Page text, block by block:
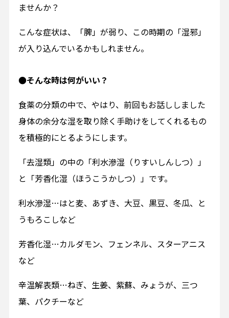
ませんか？
こんな症状は、「脾」が弱り、この時期の「湿邪」
が入り込んでいるかもしれません。
●そんな時は何がいい？
食薬の分類の中で、やはり、前回もお話ししました
身体の余分な湿を取り除く手助けをしてくれるもの
を積極的にとるようにします。
「去湿類」の中の「利水滲湿（りすいしんしつ）」
と「芳香化湿（ほうこうかしつ）」です。
利水滲湿…はと麦、あずき、大豆、黒豆、冬瓜、と
うもろこしなど
芳香化湿…カルダモン、フェンネル、スターアニス
など
辛温解表類…ねぎ、生姜、紫蘇、みょうが、三つ
葉、パクチーなど